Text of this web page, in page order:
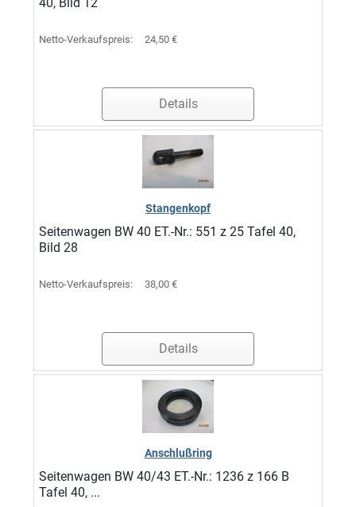
Netto-Verkaufspreis: 24,50 €
Details
Stangenkopf
Seitenwagen BW 40 ET.-Nr.: 551 z 25 Tafel 40,
Bild 28
Netto-Verkaufspreis: 38,00 €
Details
Anschlußring
Seitenwagen BW 40/43 ET.-Nr.: 1236 z 166 B
Tafel 40, ...